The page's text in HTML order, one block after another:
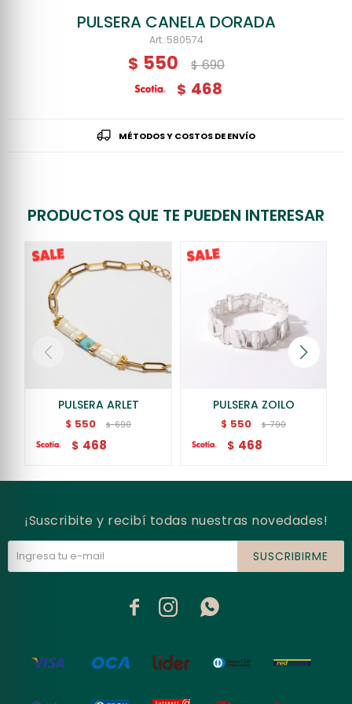
PULSERA CANELA DORADA
580574
$ 550 $ 690
$ 468
MÉTODOS Y COSTOS DE ENVÍO
PRODUCTOS QUE TE PUEDEN INTERESAR
PULSERA ARLET
$ 550 $ 690
$ 468
PULSERA ZOILO
$ 550 $ 790
$ 468
¡Suscribite y recibí todas nuestras novedades!
SUSCRIBIRME
  